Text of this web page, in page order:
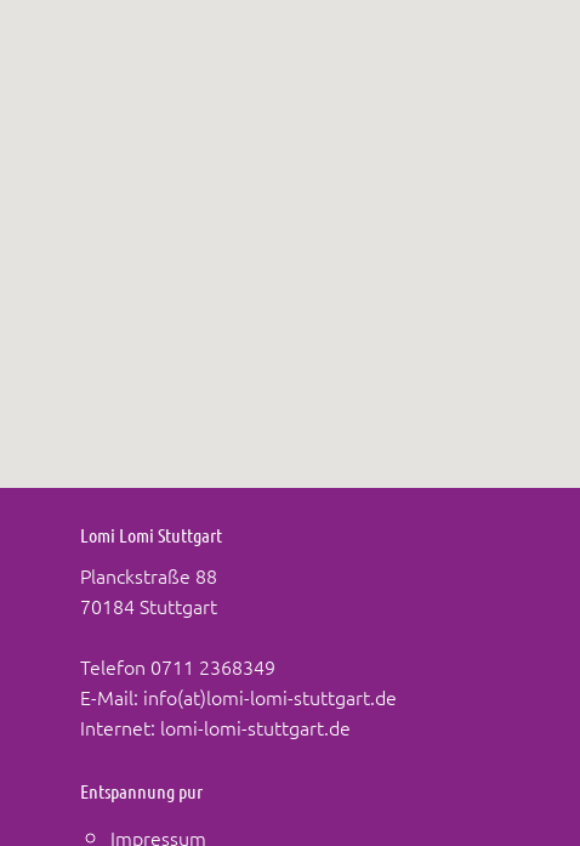
Lomi Lomi Stuttgart
Planckstraße 88
70184 Stuttgart
Telefon 0711 2368349
E-Mail: info(at)lomi-lomi-stuttgart.de
Internet: lomi-lomi-stuttgart.de
Entspannung pur
Impressum